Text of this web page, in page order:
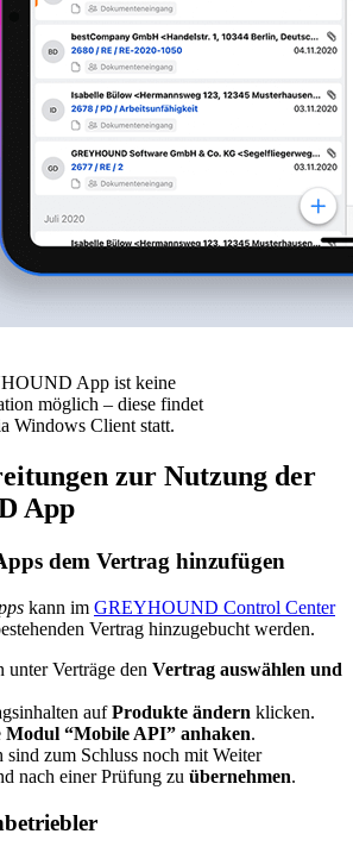
App ist keine
möglich – diese findet
Windows Client statt.
zur Nutzung der
App
dem Vertrag hinzufügen
kann im GREYHOUND Control Center
Vertrag hinzugebucht werden.
Verträge den Vertrag auswählen und
aufProdukte ändern klicken.
Modul “Mobile API” anhaken.
zum Schluss noch mit Weiter
nach einer Prüfung zu übernehmen.